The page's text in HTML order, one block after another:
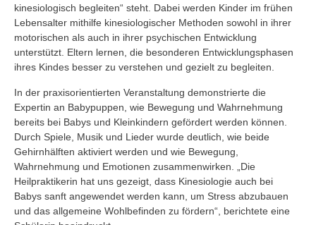
kinesiologisch begleiten“ steht. Dabei werden Kinder im frühen
Lebensalter mithilfe kinesiologischer Methoden sowohl in ihrer
motorischen als auch in ihrer psychischen Entwicklung
unterstützt. Eltern lernen, die besonderen Entwicklungsphasen
ihres Kindes besser zu verstehen und gezielt zu begleiten.
In der praxisorientierten Veranstaltung demonstrierte die
Expertin an Babypuppen, wie Bewegung und Wahrnehmung
bereits bei Babys und Kleinkindern gefördert werden können.
Durch Spiele, Musik und Lieder wurde deutlich, wie beide
Gehirnhälften aktiviert werden und wie Bewegung,
Wahrnehmung und Emotionen zusammenwirken. „Die
Heilpraktikerin hat uns gezeigt, dass Kinesiologie auch bei
Babys sanft angewendet werden kann, um Stress abzubauen
und das allgemeine Wohlbefinden zu fördern“, berichtete eine